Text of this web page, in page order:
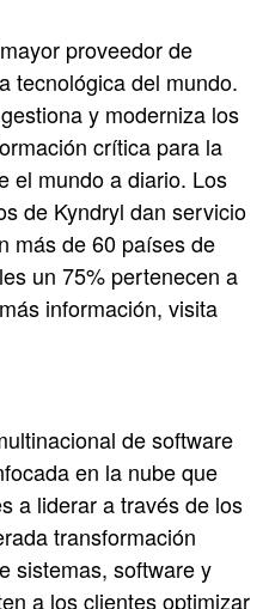
proveedor de
tecnológica del mundo.
y moderniza los
crítica para la
el mundo a diario. Los
de Kyndryl dan servicio
más de 60 países de
un 75% pertenecen a
información, visita
de software
en la nube que
a liderar a través de los
transformación
sistemas, software y
a los clientes optimizar